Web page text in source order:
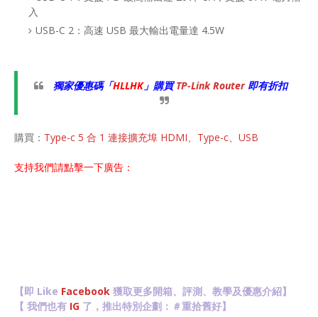
入
USB-C 2：高速 USB 最大輸出電量達 4.5W
獨家優惠碼「HLLHK」購買TP-Link Router即有折扣
購買： Type-c 5 合 1 連接擴充埠 HDMI、Type-c、USB
支持我們請點擊一下廣告：
【即 Like Facebook 獲取更多開箱、評測、教學及優惠介紹】
【 我們也有 IG 了，推出特別企劃：＃重拾舊好】